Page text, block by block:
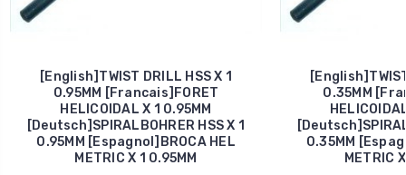
[English]TWIST DRILL HSS X 1
0.95MM [Francais]FORET
HELICOIDAL X 1 0.95MM
[Deutsch]SPIRALBOHRER HSS X 1
0.95MM [Espagnol]BROCA HEL
METRIC X 1 0.95MM
0.35MM
0.35MM
METRIC